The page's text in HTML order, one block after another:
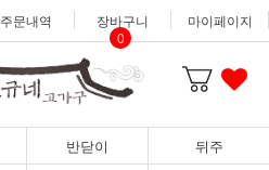
주문내역
장바구니
0
마이페이지
반닫이 뒤주